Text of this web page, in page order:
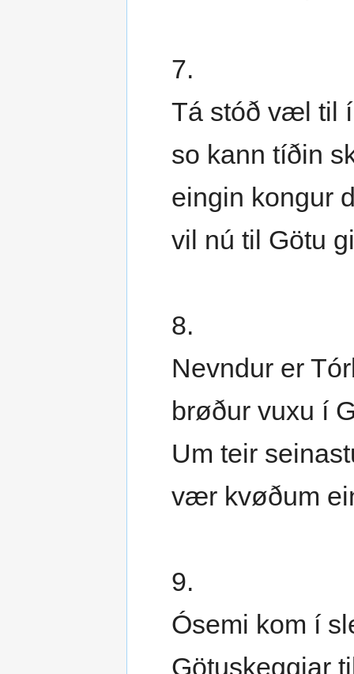
7.
Tá stóð væl til
so kann tíðin
eingin kongur
vil nú til Götu
8.
Nevndur er
brøður vuxu í
Um teir
vær kvøðum
9.
Ósemi kom í
Götuskeggjar